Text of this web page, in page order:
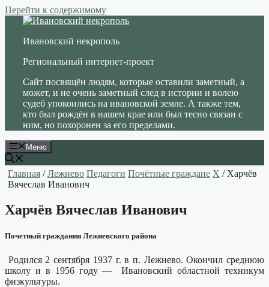
Перейти к содержимому
Ивановский некрополь
Региональный интернет-проект
Сайт посвящён людям, которые оставили заметный, а
может, и не очень заметный след в истории и волею
судеб упокоились на ивановской земле. А также тем,
кто был рождён в нашем крае или был тесно связан с
ним, но похоронен за его пределами.
Меню
Главная /Лежнево Педагоги Почётные граждане Х / Харчёв
Вячеслав Иванович
Харчёв Вячеслав Иванович
Почетный гражданин Лежневского района
Родился 2 сентября 1937 г. в п. Лежнево. Окончил среднюю
школу и в 1956 году — Ивановский областной техникум
физкультуры.